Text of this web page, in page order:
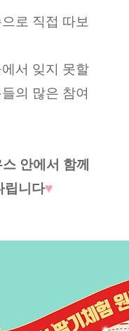
로 직접 따보
서 잊지 못할
의 많은 참여
안에서 함께
립니다♥